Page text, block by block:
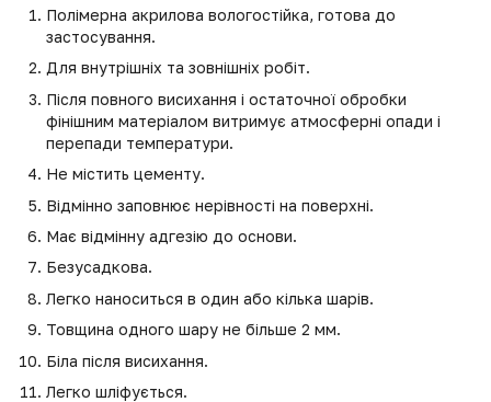
Полімерна акрилова вологостійка, готова до
застосування.
Для внутрішніх та зовнішніх робіт.
Після повного висихання і остаточної обробки
фінішним матеріалом витримує атмосферні опади і
перепади температури.
Не містить цементу.
Відмінно заповнює нерівності на поверхні.
Має відмінну адгезію до основи.
Безусадкова.
Легко наноситься в один або кілька шарів.
Товщина одного шару не більше 2 мм.
Біла після висихання.
Легко шліфується.